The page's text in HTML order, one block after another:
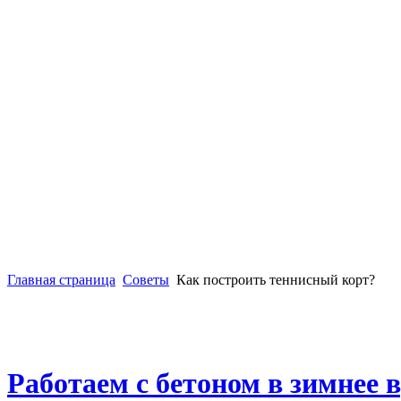
Главная страница Советы Как построить теннисный корт?
Работаем с бетоном в зимнее